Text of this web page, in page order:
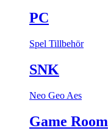
PC
Spel Tillbehör
SNK
Neo Geo Aes
Game Room